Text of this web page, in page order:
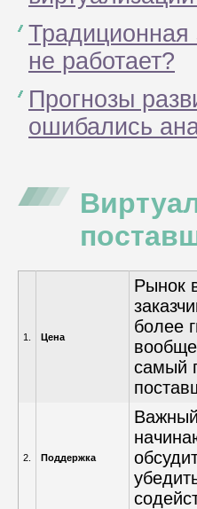
Традиционная
не работает?
Прогнозы
ошибались
1. Цена
Рынок
более
самый
2. Поддержка